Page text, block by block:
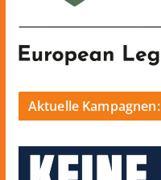
Aktuelle Kampagnen: